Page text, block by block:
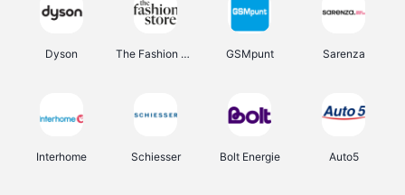
Dyson The Fashion Store GSMpunt Sarenza
Interhome Schiesser Bolt Energie Auto5